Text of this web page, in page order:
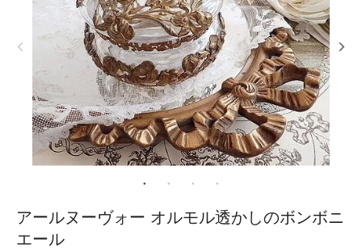
アールヌーヴォー オルモル透かしのボンボニ
エール